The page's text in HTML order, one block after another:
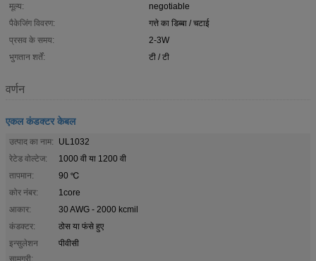
मूल्य:
negotiable
पैकेजिंग विवरण:
गत्ते का डिब्बा / चटाई
प्रसव के समय:
2-3W
भुगतान शर्तें:
टी / टी
वर्णन
एकल कंडक्टर केबल
उत्पाद का नाम:
UL1032
रेटेड वोल्टेज:
1000 वी या 1200 वी
तापमान:
90 ℃
कोर नंबर:
1core
आकार:
30 AWG - 2000 kcmil
कंडक्टर:
ठोस या फंसे हुए
इन्सुलेशन
सामग्री:
पीवीसी